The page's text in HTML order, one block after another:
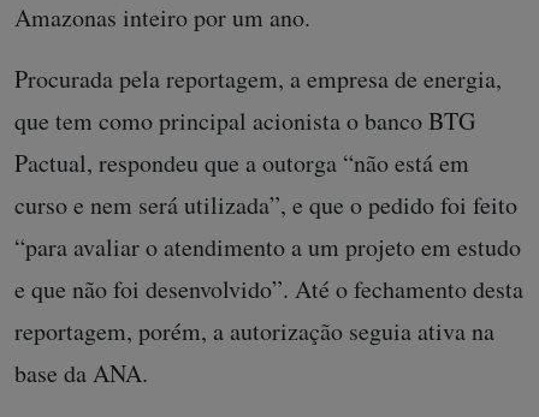
Amazonas inteiro por um ano.
Procurada pela reportagem, a empresa de energia,
que tem como principal acionista o banco BTG
Pactual, respondeu que a outorga “não está em
curso e nem será utilizada”, e que o pedido foi feito
“para avaliar o atendimento a um projeto em estudo
e que não foi desenvolvido”. Até o fechamento desta
reportagem, porém, a autorização seguia ativa na
base da ANA.